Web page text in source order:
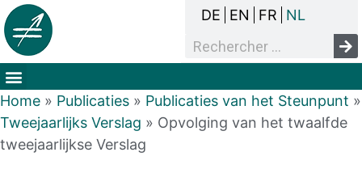
DE EN FR NL
Home » Publicaties » Publicaties van het Steunpunt »
Tweejaarlijks Verslag » Opvolging van het twaalfde
tweejaarlijkse Verslag